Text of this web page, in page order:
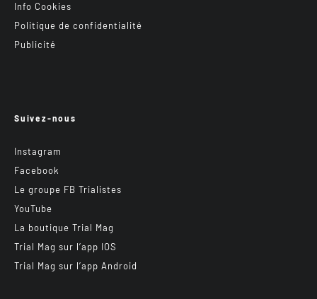
Info Cookies
Politique de confidentialité
Publicité
Suivez-nous
Instagram
Facebook
Le groupe FB Trialistes
YouTube
La boutique Trial Mag
Trial Mag sur l’app IOS
Trial Mag sur l’app Android